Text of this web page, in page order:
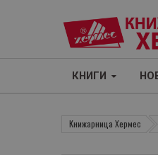
КНИГИ
Книжарница Хермес